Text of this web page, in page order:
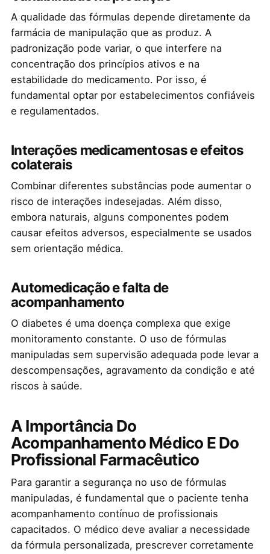
A qualidade das fórmulas depende diretamente da
farmácia de manipulação que as produz. A
padronização pode variar, o que interfere na
concentração dos princípios ativos e na
estabilidade do medicamento. Por isso, é
fundamental optar por estabelecimentos confiáveis
e regulamentados.
Interações medicamentosas e efeitos
colaterais
Combinar diferentes substâncias pode aumentar o
risco de interações indesejadas. Além disso,
embora naturais, alguns componentes podem
causar efeitos adversos, especialmente se usados
sem orientação médica.
Automedicação e falta de
acompanhamento
O diabetes é uma doença complexa que exige
monitoramento constante. O uso de fórmulas
manipuladas sem supervisão adequada pode levar a
descompensações, agravamento da condição e até
riscos à saúde.
A Importância Do
Acompanhamento Médico E Do
Profissional Farmacêutico
Para garantir a segurança no uso de fórmulas
manipuladas, é fundamental que o paciente tenha
acompanhamento contínuo de profissionais
capacitados. O médico deve avaliar a necessidade
da fórmula personalizada, prescrever corretamente